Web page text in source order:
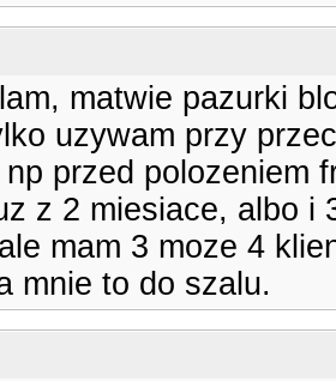
matwie pazurki
uzywam przy
przed polozeniem
z 2 miesiace, albo
mam 3 moze 4
mnie to do szalu.